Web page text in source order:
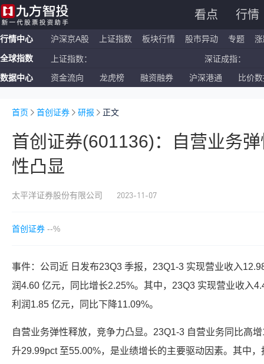
看点 行情
行情中心 沪深京A股 上证指数 板块行情 股市异动 专题
全球指数 上证指数： 深证成指：
恒生指数： 国企指数：
数据中心 资金流向 龙虎榜 融资融券 沪深港通 比价
首页 首创证券 研报 正文
首创证券(601136)：自营业务
性凸显
太平洋证券股份有限公司 2023-11-07
首创证券 --%
事件：公司近 日发布23Q3 季报，23Q1-3 实现营业收入
润4.60 亿元，同比增长2.25%。其中，23Q3 实现营业收入
利润1.85 亿元，同比下降11.09%。
自营业务弹性释放，竞争力凸显。23Q1-3 自营业务同比高
升29.99pct 至55.00%，是业绩增长的主要驱动因素。其中